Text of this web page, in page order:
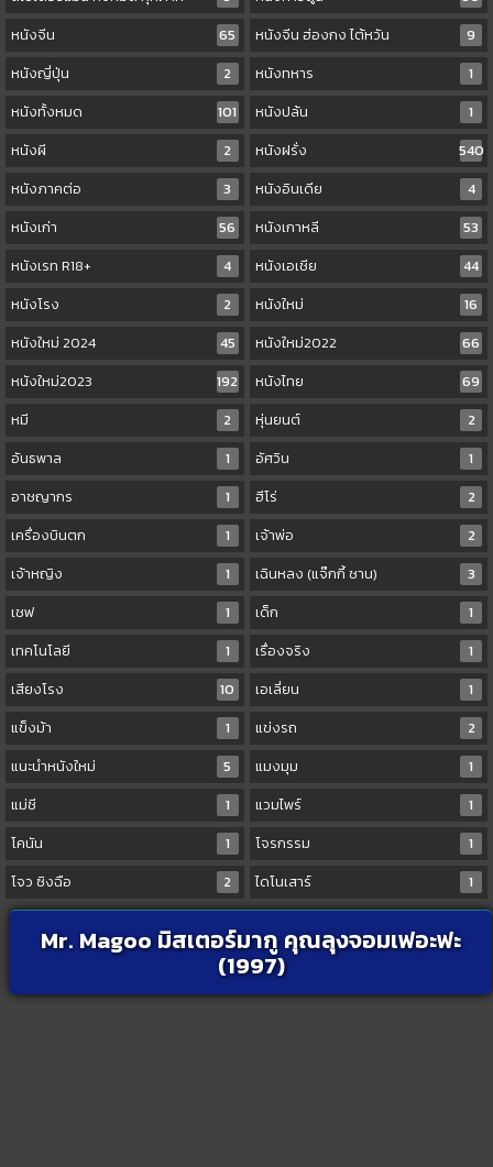
หนังจีน
65 หนังจีน ฮ่องกง ไต้หวัน
9
หนังญี่ปุ่น
2 หนังทหาร
1
หนังทั้งหมด
101 หนังปล้น
1
หนังผี
2 หนังฝรั่ง
540
หนังภาคต่อ
3 หนังอินเดีย
4
หนังเก่า
56 หนังเกาหลี
53
หนังเรท R18+
4 หนังเอเชีย
44
หนังโรง
2 หนังใหม่
16
หนังใหม่ 2024
45 หนังใหม่2022
66
หนังใหม่2023
192 หนังไทย
69
หมี
2 หุ่นยนต์
2
อันธพาล
1 อัศวิน
1
อาชญากร
1 ฮีโร่
2
เครื่องบินตก
1 เจ้าพ่อ
2
เจ้าหญิง
1 เฉินหลง (แจ๊กกี้ ชาน)
3
เชฟ
1 เด็ก
1
เทคโนโลยี
1 เรื่องจริง
1
เสียงโรง
10 เอเลี่ยน
1
แข็งม้า
1 แข่งรถ
2
แนะนำหนังใหม่
5 แมงมุม
1
แม่ชี
1 แวมไพร์
1
โคนัน
1 โจรกรรม
1
โจว ซิงฉือ
2 ไดโนเสาร์ 1
Mr. Magoo มิสเตอร์มากู คุณลุงจอมเฟอะฟะ
(1997)